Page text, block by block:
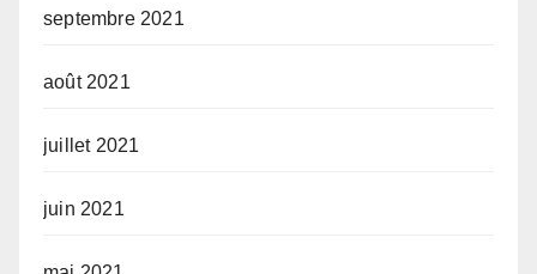
septembre 2021
août 2021
juillet 2021
juin 2021